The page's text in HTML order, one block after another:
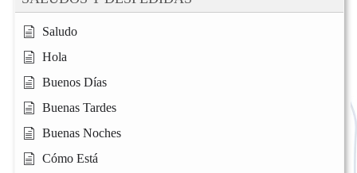
Saludo
Hola
Buenos Días
Buenas Tardes
Buenas Noches
Cómo Está